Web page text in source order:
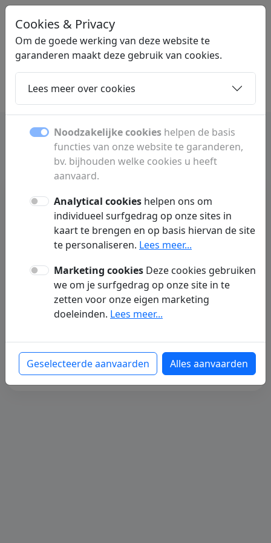
LINKMIX.BE
Home Dochters Contact
Geen artikelen gevonden :(
Op dit ogenblik zijn er nog geen artikelen
voor deze dochterpagina beschikbaar. We
werken eraan om binnenkort nieuwe
Terug naar de homepagina
Cookies & Privacy
Om de goede werking van deze website te
garanderen maakt deze gebruik van cookies.
Lees meer over cookies
Noodzakelijke cookies helpen de basis
functies van onze website te garanderen,
bv. bijhouden welke cookies u heeft
aanvaard.
Analytical cookies helpen ons om
individueel surfgedrag op onze sites in
kaart te brengen en op basis hiervan de site
te personaliseren. Lees meer...
Marketing cookies Deze cookies gebruiken
we om je surfgedrag op onze site in te
zetten voor onze eigen marketing
doeleinden. Lees meer...
Geselecteerde aanvaarden Alles aanvaarden